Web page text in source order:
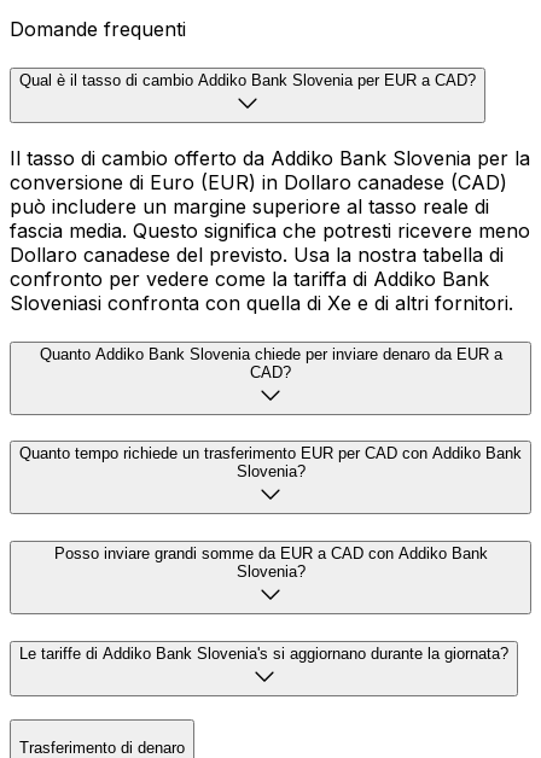
Domande frequenti
Qual è il tasso di cambio Addiko Bank Slovenia per EUR a CAD?
Il tasso di cambio offerto da Addiko Bank Slovenia per la
conversione di Euro (EUR) in Dollaro canadese (CAD)
può includere un margine superiore al tasso reale di
fascia media. Questo significa che potresti ricevere meno
Dollaro canadese del previsto. Usa la nostra tabella di
confronto per vedere come la tariffa di Addiko Bank
Sloveniasi confronta con quella di Xe e di altri fornitori.
Quanto Addiko Bank Slovenia chiede per inviare denaro da EUR a
CAD?
Quanto tempo richiede un trasferimento EUR per CAD con Addiko Bank
Slovenia?
Posso inviare grandi somme da EUR a CAD con Addiko Bank
Slovenia?
Le tariffe di Addiko Bank Slovenia's si aggiornano durante la giornata?
Trasferimento di denaro